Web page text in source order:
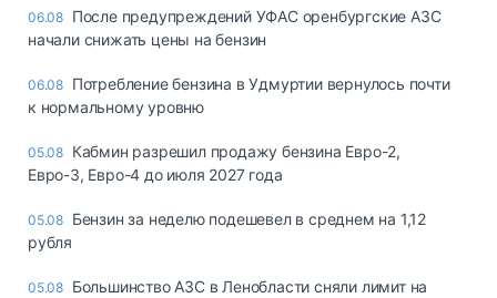
06.08 После предупреждений УФАС оренбургские АЗС
начали снижать цены на бензин
06.08 Потребление бензина в Удмуртии вернулось почти
к нормальному уровню
05.08 Кабмин разрешил продажу бензина Евро-2,
Евро-3, Евро-4 до июля 2027 года
05.08 Бензин за неделю подешевел в среднем на 1,12
рубля
05.08 Большинство АЗС в Ленобласти сняли лимит на